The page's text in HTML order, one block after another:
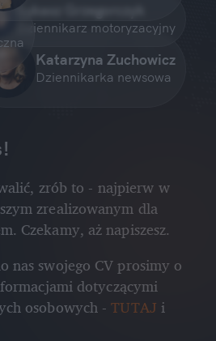
zrób to - najpierw w
zrealizowanym dla
Czekamy, aż napiszesz.
nas swojego CV prosimy o
dotyczącymi
osobowych -TUTAJ i
Katarzyna Zuchowicz
Dziennikarka newsowa
Łukasz Grzegorczyk
Dziennikarz motoryzacyjny